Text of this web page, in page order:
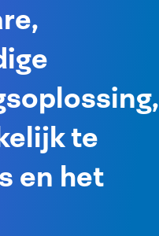
te
en het